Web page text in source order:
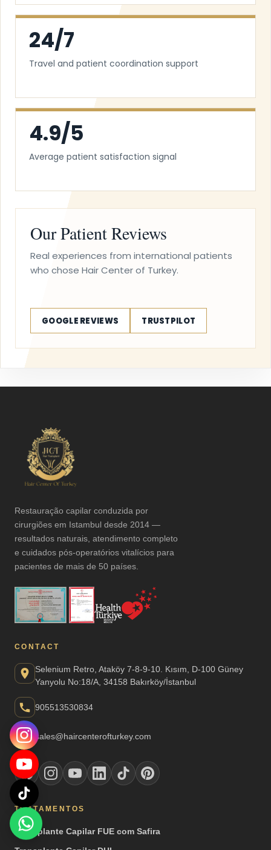
24/7
Travel and patient coordination support
4.9/5
Average patient satisfaction signal
Our Patient Reviews
Real experiences from international patients
who chose Hair Center of Turkey.
GOOGLE REVIEWS TRUSTPILOT
Restauração capilar conduzida por
cirurgiões em Istambul desde 2014 —
resultados naturais, atendimento completo
e cuidados pós-operatórios vitalícios para
pacientes de mais de 50 países.
CONTACT
Selenium Retro, Ataköy 7-8-9-10. Kısım, D-100 Güney
Yanyolu No:18/A, 34158 Bakırköy/İstanbul
905513530834
sales@haircenterofturkey.com
TRATAMENTOS
Transplante Capilar FUE com Safira